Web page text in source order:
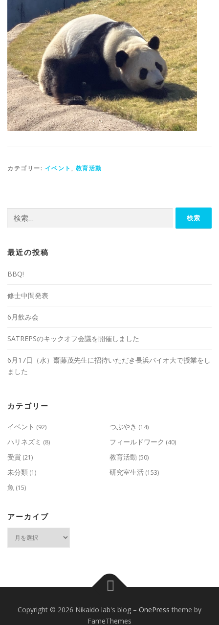
カテゴリー: イベント , 教育活動
索:
最近の投稿
BBQ!
修士中間発表
6月飲み会
SATREPSのキックオフ会議を開催しました
6月17日（水）齋藤茂先生に招待いただき長浜バイオ大で授業をし
ました
カテゴリー
イベント (92) つぶやき (14)
ハリネズミ (8) フィールドワーク (40)
受賞 (21) 教育活動 (50)
未分類 (1) 研究室生活 (153)
魚 (15)
アーカイブ
Copyright © 2026 Nikaido lab's blog – OnePress theme by
FameThemes